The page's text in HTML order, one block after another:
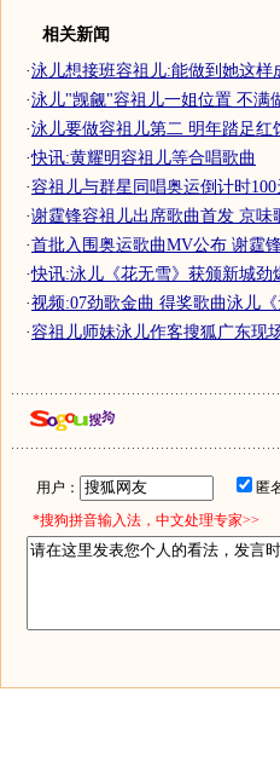
相关新闻
·泳儿想接班容祖儿:能做到她这样
·泳儿"觊觎"容祖儿一姐位置 不满
·泳儿要做容祖儿第二 明年踏足红
·快讯:黄耀明容祖儿等合唱歌曲
·容祖儿与群星同唱奥运倒计时100
·谢霆锋容祖儿出席歌曲首发 京味
·首批入围奥运歌曲MV公布 谢霆锋
·快讯:泳儿《花无雪》获颁新城劲
·视频:07劲歌金曲 得奖歌曲泳儿《
·容祖儿师妹泳儿作客搜狐广东现
用户： 匿
*搜狗拼音输入法，中文处理专家>>